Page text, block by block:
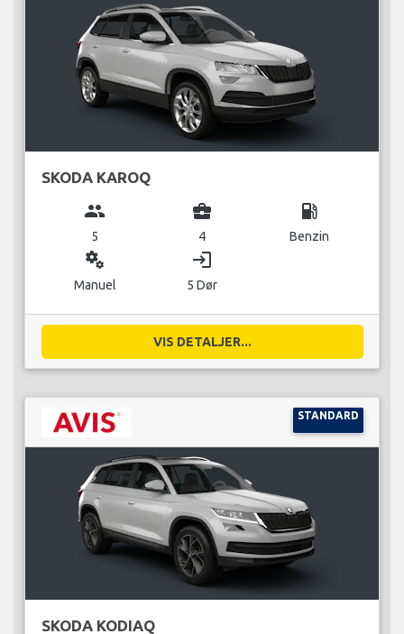
SKODA KAROQ
group
5
business_center
4
local_gas_station
Benzin
miscellaneous_services
Manuel
login
5 Dør
VIS DETALJER...
STANDARD
SKODA KODIAQ